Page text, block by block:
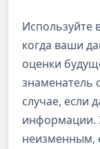
Используйте
когда ваши
оценки
знаменатель
случае, если
информации.
неизменным,